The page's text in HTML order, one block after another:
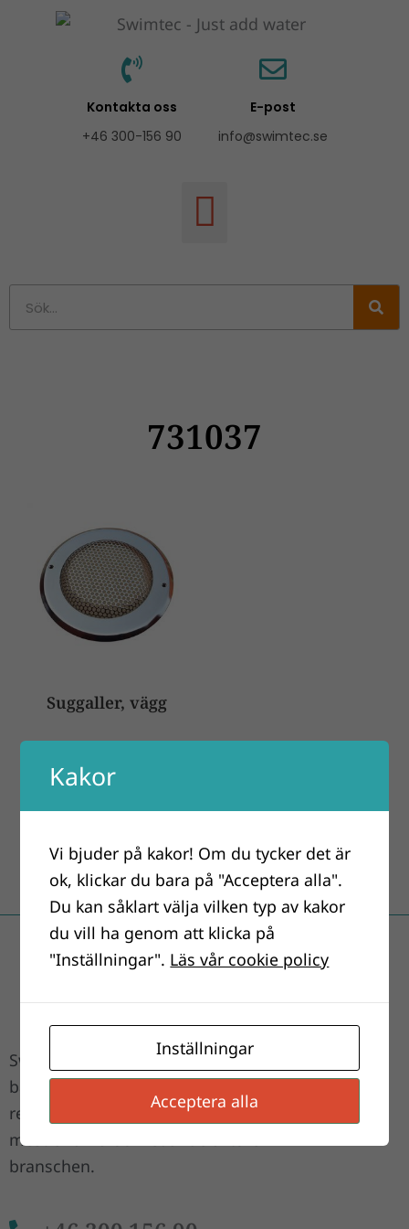
Kontakta oss
+46 300-156 90
E-post
info@swimtec.se
731037
Suggaller, vägg
Swimtec AB har en historia i
badvattenreningsbranschen som startade
redan på sextiotalet och är idag en av landets
mest erfarna och ledande aktörer i
branschen.
Kakor
Vi bjuder på kakor! Om du tycker det är
ok, klickar du bara på "Acceptera alla".
Du kan såklart välja vilken typ av kakor
du vill ha genom att klicka på
"Inställningar". Läs vår cookie policy
Inställningar
Acceptera alla